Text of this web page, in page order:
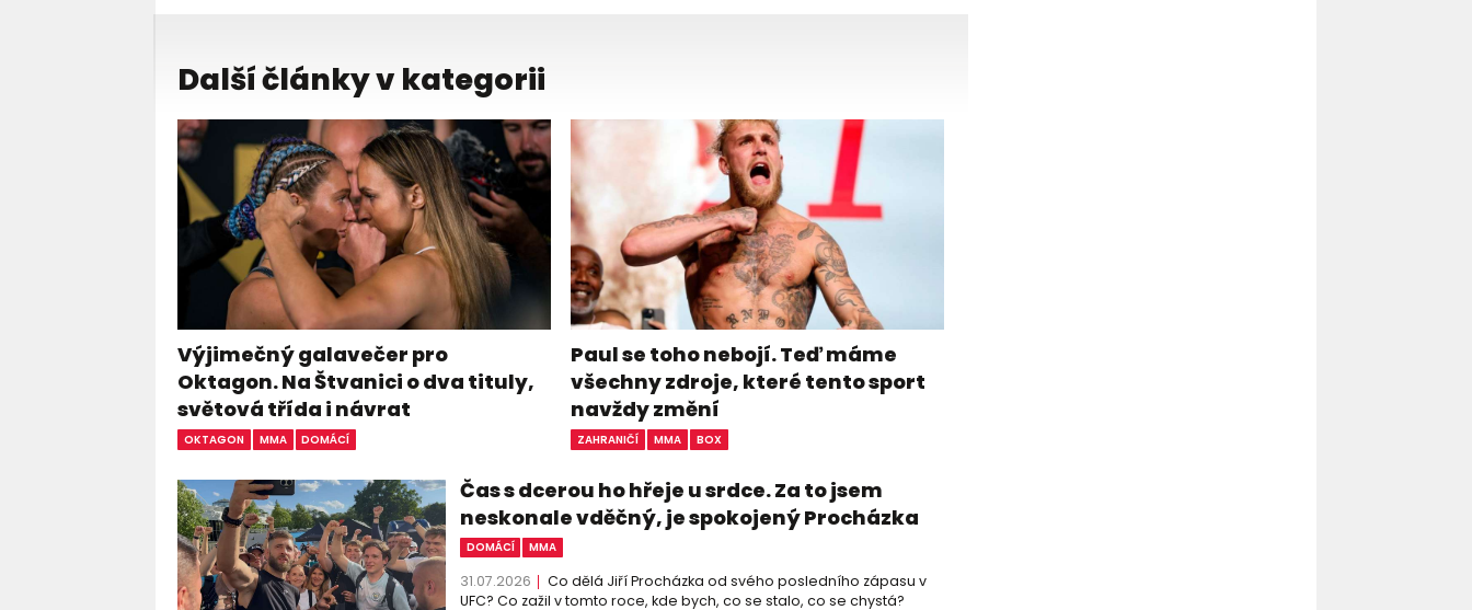
Další články v kategorii
Výjimečný galavečer pro
Oktagon. Na Štvanici o dva tituly,
světová třída i návrat
OKTAGON MMA DOMÁCÍ
Paul se toho nebojí. Teď máme
všechny zdroje, které tento sport
navždy změní
ZAHRANIČÍ MMA BOX
Čas s dcerou ho hřeje u srdce. Za to jsem
neskonale vděčný, je spokojený Procházka
DOMÁCÍ MMA
31.07.2026
Co dělá Jiří Procházka od svého posledního zápasu v
UFC? Co zažil v tomto roce, kde bych, co se stalo, co se chystá?